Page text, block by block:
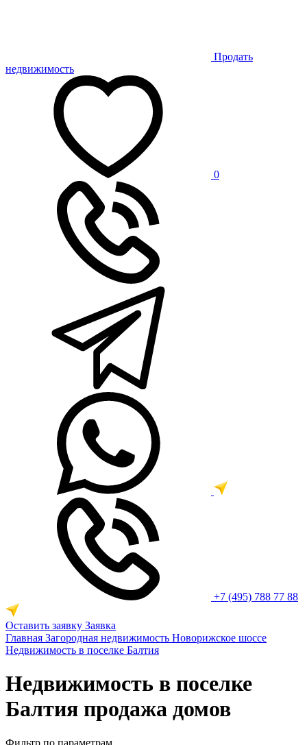
Продать
недвижимость
0
+7 (495) 788 77 88
Оставить заявку Заявка
Главная Загородная недвижимость Новорижское шоссе
Недвижимость в поселке Балтия
Недвижимость в поселке
Балтия продажа домов
Фильтр по параметрам